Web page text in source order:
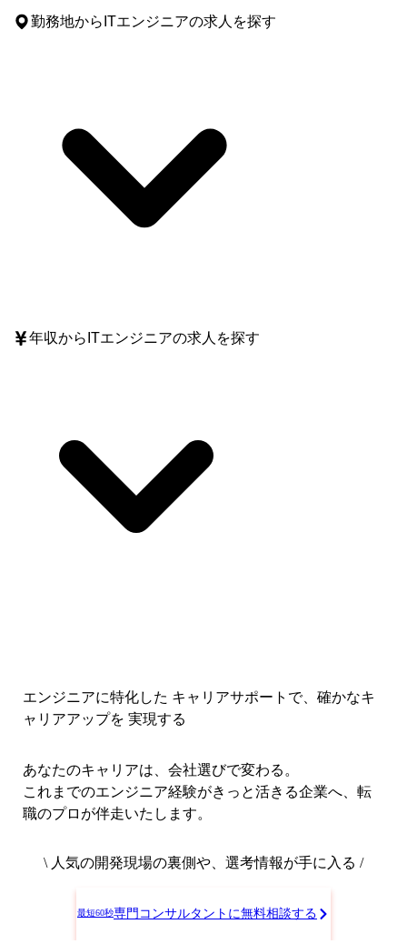
勤務地からITエンジニアの求人を探す
年収からITエンジニアの求人を探す
エンジニアに特化した キャリアサポートで、 確かなキ
ャリアアップを 実現する
あなたのキャリアは、会社選びで変わる。
これまでのエンジニア経験がきっと活きる企業へ、転
職のプロが伴走いたします。
\ 人気の開発現場の裏側や、選考情報が手に入る /
最短60秒専門コンサルタントに無料相談する